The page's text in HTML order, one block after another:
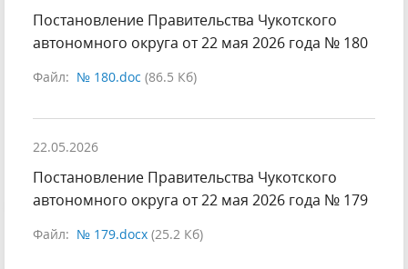
Постановление Правительства Чукотского
автономного округа от 22 мая 2026 года № 180
Файл: № 180.doc (86.5 Кб)
22.05.2026
Постановление Правительства Чукотского
автономного округа от 22 мая 2026 года № 179
Файл: № 179.docx (25.2 Кб)